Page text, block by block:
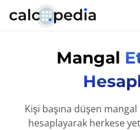
Mangal
Kişi başına düşen
hesaplayarak herkese